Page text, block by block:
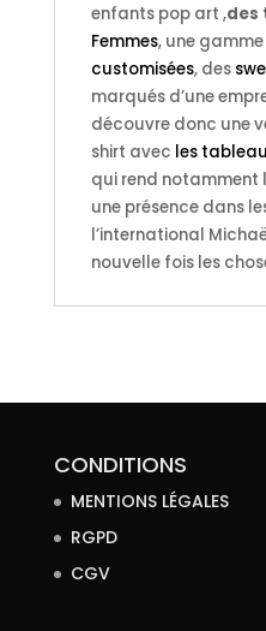
enfants pop art ,des
Femmes, une
customisées, des
marqués d’une
découvre donc une
shirt avec les
qui rend notamment
une présence dans
l’international
nouvelle fois les
CONDITIONS
MENTIONS LÉGALES
RGPD
CGV